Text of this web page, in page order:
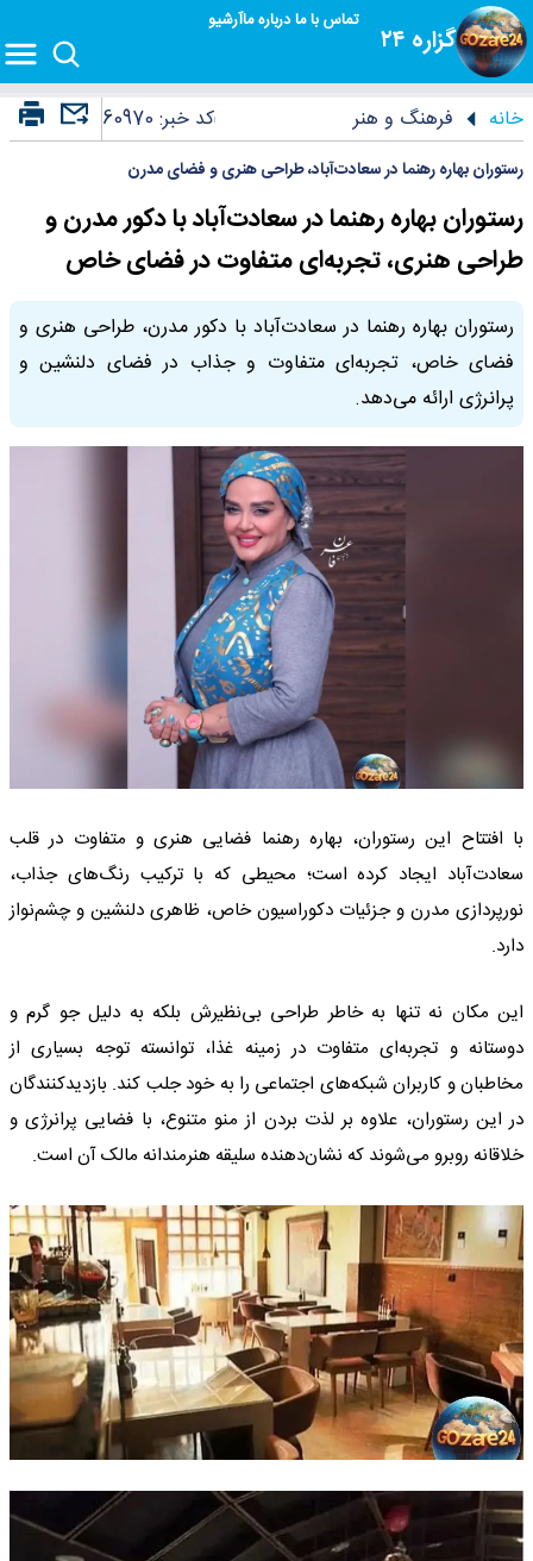
گزاره ۲۴
تماس با مادرباره ماآرشیو
خانه فرهنگ و هنر کد خبر: 60970
رستوران بهاره رهنما در سعادت‌آباد، طراحی هنری و فضای مدرن
رستوران بهاره رهنما در سعادت‌آباد با دکور مدرن و
طراحی هنری، تجربه‌ای متفاوت در فضای خاص
رستوران بهاره رهنما در سعادت‌آباد با دکور مدرن، طراحی هنری و
فضای خاص، تجربه‌ای متفاوت و جذاب در فضای دلنشین و
پرانرژی ارائه می‌دهد.
با افتتاح این رستوران، بهاره رهنما فضایی هنری و متفاوت در قلب
سعادت‌آباد ایجاد کرده است؛ محیطی که با ترکیب رنگ‌های جذاب،
نورپردازی مدرن و جزئیات دکوراسیون خاص، ظاهری دلنشین و چشم‌نواز
دارد.
این مکان نه تنها به خاطر طراحی بی‌نظیرش بلکه به دلیل جو گرم و
دوستانه و تجربه‌ای متفاوت در زمینه غذا، توانسته توجه بسیاری از
مخاطبان و کاربران شبکه‌های اجتماعی را به خود جلب کند. بازدیدکنندگان
در این رستوران، علاوه بر لذت بردن از منو متنوع، با فضایی پرانرژی و
خلاقانه روبرو می‌شوند که نشان‌دهنده سلیقه هنرمندانه مالک آن است.